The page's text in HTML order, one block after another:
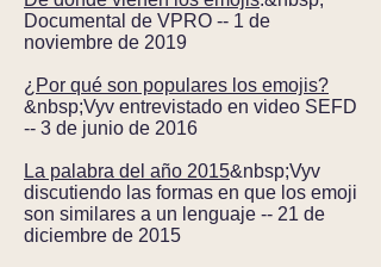
Documental de VPRO -- 1 de
noviembre de 2019
¿Por qué son populares los emojis?
&nbsp;Vyv entrevistado en video SEFD
-- 3 de junio de 2016
La palabra del año 2015&nbsp;Vyv
discutiendo las formas en que los emoji
son similares a un lenguaje -- 21 de
diciembre de 2015